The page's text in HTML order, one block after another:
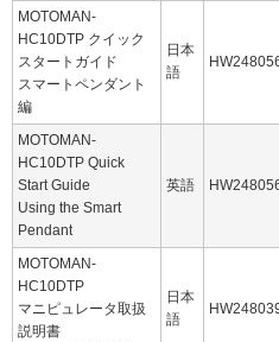
MOTOMAN-
HC10DTP クイック
スタートガイド
スマートペンダント
編
日本
語
MOTOMAN-
HC10DTP Quick
Start Guide
Using the Smart
Pendant
英語
MOTOMAN-
HC10DTP
マニピュレータ取扱
説明書
日本
語